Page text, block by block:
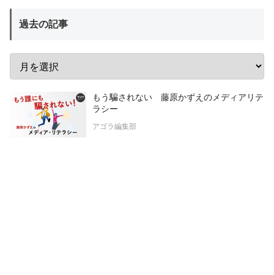
過去の記事
もう騙されない 藤原かずえのメディアリテ
ラシー
アゴラ編集部